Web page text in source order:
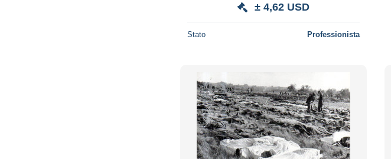
± 4,62 USD
Stato Professionista